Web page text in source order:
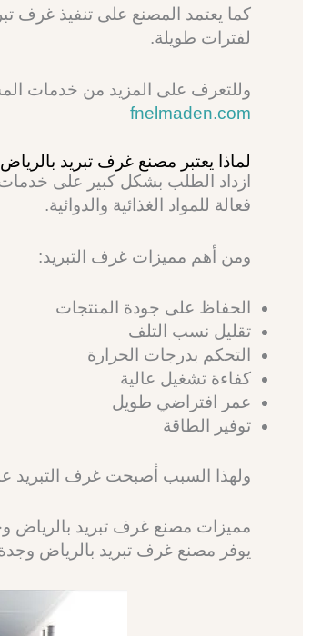
كما يعتمد المصنع على تنفيذ غرف
لفترات طويلة.
وللتعرف على المزيد من خدمات
fnelmaden.com
لماذا يعتبر مصنع غرف تبريد
ازداد الطلب بشكل كبير على
فعالة للمواد الغذائية والدوائية.
ومن أهم مميزات غرف التبريد:
الحفاظ على جودة المنتجات
تقليل نسب التلف
التحكم بدرجات الحرارة
كفاءة تشغيل عالية
عمر افتراضي طويل
توفير الطاقة
ولهذا السبب أصبحت غرف التبريد
مميزات مصنع غرف تبريد بالرياض
يوفر مصنع غرف تبريد بالرياض وجدة